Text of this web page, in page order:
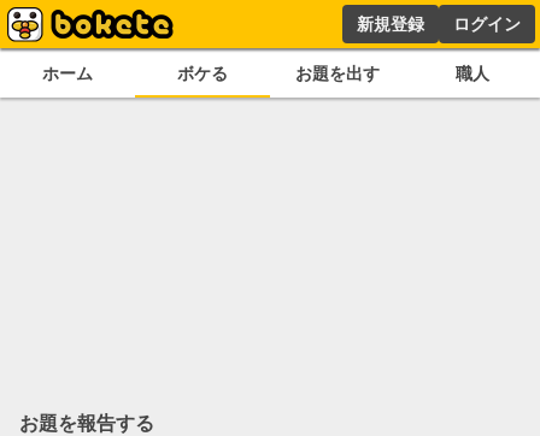
新規登録 ログイン
ホーム ボケる お題を出す 職人
お題を報告する